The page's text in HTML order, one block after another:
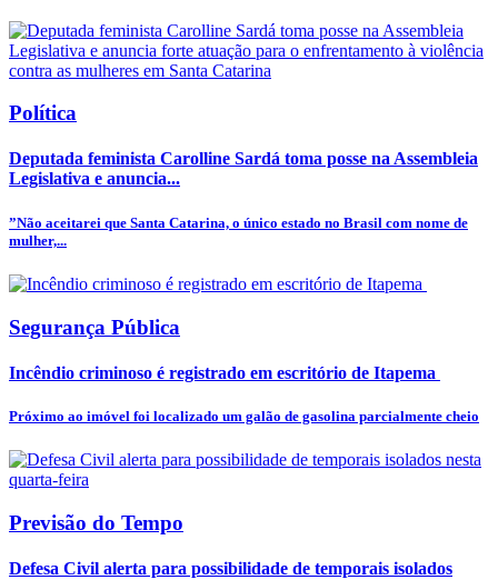
Política
Deputada feminista Carolline Sardá toma posse na Assembleia
Legislativa e anuncia...
”Não aceitarei que Santa Catarina, o único estado no Brasil com nome de
mulher,...
Segurança Pública
Incêndio criminoso é registrado em escritório de Itapema
Próximo ao imóvel foi localizado um galão de gasolina parcialmente cheio
Previsão do Tempo
Defesa Civil alerta para possibilidade de temporais isolados